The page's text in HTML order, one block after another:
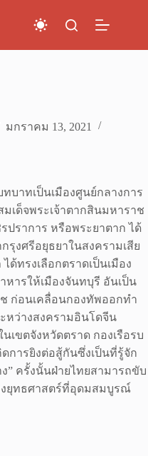
มกราคม 13, 2021
บาทเป็นเมืองศูนย์กลางการ
เด็จพระเจ้าตากสินมหาราช
ปราการ หรือพระยาตาก ได้
งศรีอยุธยาในสงครามเสีย
ด้ทรงเลือกตราดเป็นเมือง
ารให้เมืองจันทบุรี อันเป็น
ช ก่อนเคลื่อนกองทัพออกทำ
หว่างสงครามอินโดจีน
เขตจังหวัดตราด กองเรือรบ
การยิงต่อสู้กันซึ่งเป็นที่รู้จัก
” ครั้งนั้นฝ่ายไทยสามารถขับ
งยุทธศาสตร์ที่อุดมสมบูรณ์